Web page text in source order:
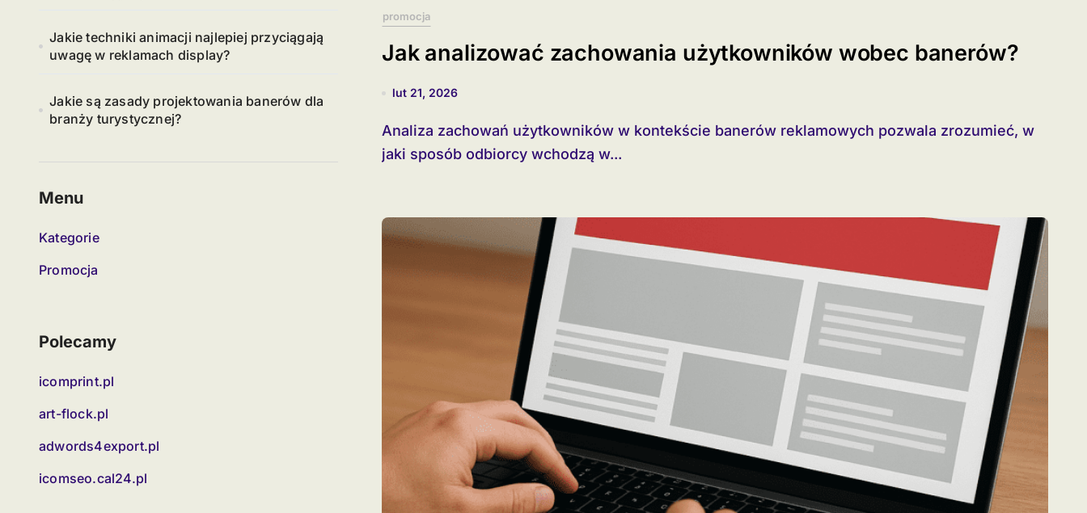
Jakie techniki animacji najlepiej przyciągają
uwagę w reklamach display?
Jakie są zasady projektowania banerów dla
branży turystycznej?
Menu
Kategorie
Promocja
Polecamy
icomprint.pl
art-flock.pl
adwords4export.pl
icomseo.cal24.pl
promocja
Jak analizować zachowania użytkowników wobec banerów?
lut 21, 2026
Analiza zachowań użytkowników w kontekście banerów reklamowych pozwala zrozumieć, w
jaki sposób odbiorcy wchodzą w...